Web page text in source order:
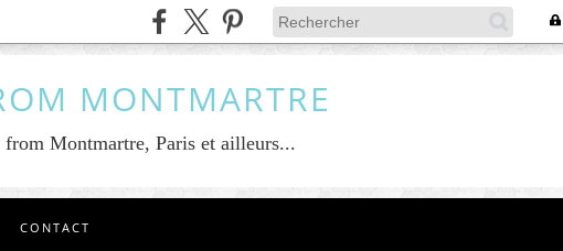
MONTMARTRE
from Montmartre, Paris et ailleurs...
CONTACT